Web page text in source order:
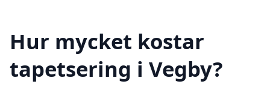
Hur mycket kostar
tapetsering i Vegby?